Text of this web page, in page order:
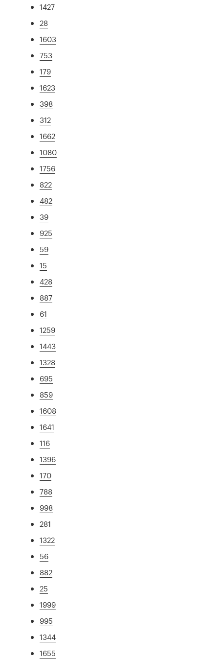
1427
28
1603
753
179
1623
398
312
1662
1080
1756
822
482
39
925
59
15
428
887
61
1259
1443
1328
695
859
1608
1641
116
1396
170
788
998
281
1322
56
882
25
1999
995
1344
1655